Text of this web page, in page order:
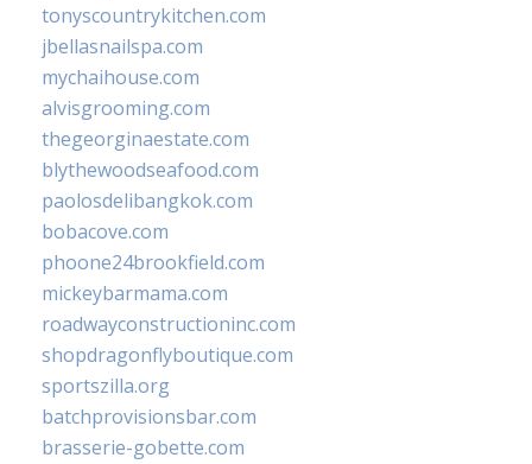
tonyscountrykitchen.com
jbellasnailspa.com
mychaihouse.com
alvisgrooming.com
thegeorginaestate.com
blythewoodseafood.com
paolosdelibangkok.com
bobacove.com
phoone24brookfield.com
mickeybarmama.com
roadwayconstructioninc.com
shopdragonflyboutique.com
sportszilla.org
batchprovisionsbar.com
brasserie-gobette.com